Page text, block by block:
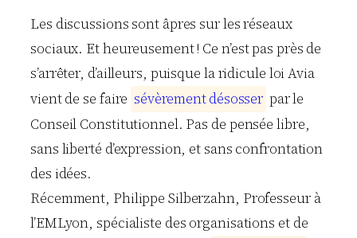
Les discussions sont âpres sur les réseaux
sociaux. Et heureusement ! Ce n’est pas près de
s’arrêter, d’ailleurs, puisque la ridicule loi Avia
vient de se faire sévèrementdésosser par le
Conseil Constitutionnel. Pas de pensée libre,
sans liberté d’expression, et sans confrontation
des idées.
Récemment, Philippe Silberzahn, Professeur à
l’EMLyon, spécialiste des organisations et de